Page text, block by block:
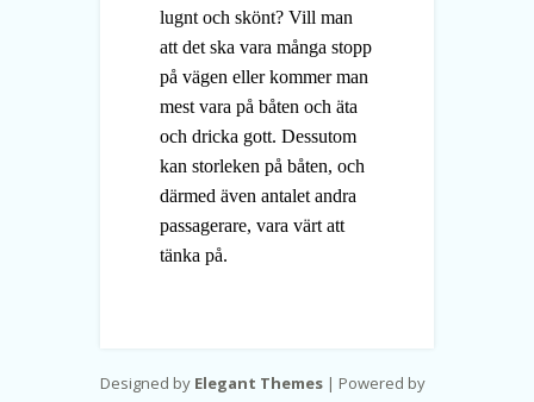
lugnt och skönt? Vill man
att det ska vara många stopp
på vägen eller kommer man
mest vara på båten och äta
och dricka gott. Dessutom
kan storleken på båten, och
därmed även antalet andra
passagerare, vara värt att
tänka på.
Designed by Elegant Themes | Powered by